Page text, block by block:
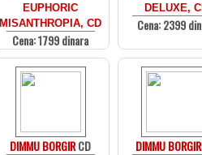
EUPHORIC
MISANTHROPIA, CD
Cena: 1799 dinara
DELUXE,
Cena: 2399
DIMMU BORGIRCD DIMMU BORGIR